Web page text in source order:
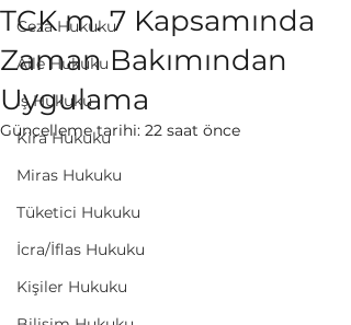
Ceza Hukuku
Aile Hukuku
İş Hukuku
Kira Hukuku
Miras Hukuku
Tüketici Hukuku
İcra/İflas Hukuku
Kişiler Hukuku
TCK m. 7 Kapsamında
Zaman Bakımından
Uygulama
Güncelleme tarihi: 22 saat önce